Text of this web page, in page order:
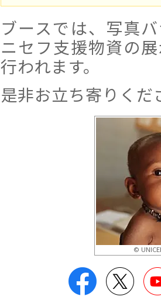
ブースでは、写真
ニセフ支援物資の
行われます。
是非お立ち寄りくだ
©
Facebook